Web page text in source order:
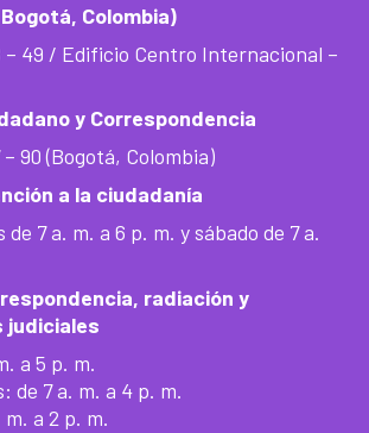
Colombia)
– 49 / Edificio Centro Internacional –
y Correspondencia
90 (Bogotá, Colombia)
a la ciudadanía
7 a. m. a 6 p. m. y sábado de 7 a.
radiación y
judiciales
a 5 p. m.
de 7 a. m. a 4 p. m.
a 2 p. m.